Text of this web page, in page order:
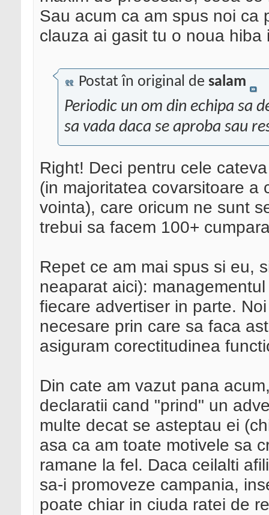
Sau acum ca am spus noi ca
clauza ai gasit tu o noua
Postat în original de salam
Periodic un om din echipa sa
sa vada daca se aproba sau
Right! Deci pentru cele
(in majoritatea covarsitoare a
vointa), care oricum ne sunt
trebui sa facem 100+
Repet ce am mai spus si eu,
neaparat aici):
fiecare advertiser in parte.
necesare prin care sa faca
asiguram corectitudinea
Din cate am vazut pana
declaratii cand "prind" un
multe decat se asteptau ei
asa ca am toate motivele sa
ramane la fel. Daca ceilalti
sa-i promoveze campania,
poate chiar in ciuda ratei de